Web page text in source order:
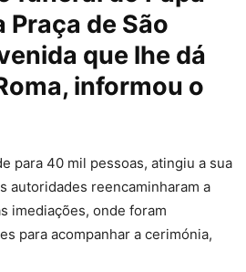
Praça de São
que lhe dá
informou o
para 40 mil pessoas, atingiu a sua
autoridades reencaminharam a
imediações, onde foram
para acompanhar a cerimónia,